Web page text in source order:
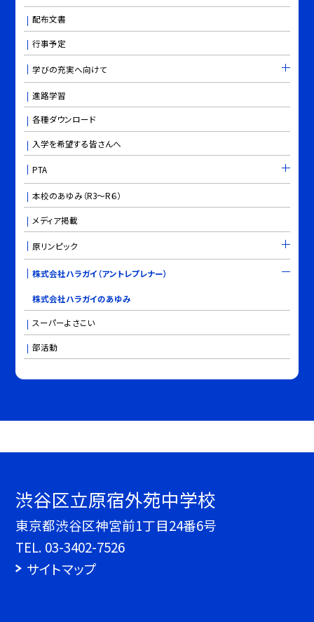
配布文書
行事予定
学びの充実へ向けて
進路学習
各種ダウンロード
入学を希望する皆さんへ
PTA
本校のあゆみ（R3～R６）
メディア掲載
原リンピック
株式会社ハラガイ（アントレプレナー）
株式会社ハラガイのあゆみ
スーパーよさこい
部活動
渋谷区立原宿外苑中学校
東京都渋谷区神宮前1丁目24番6号
TEL. 03-3402-7526
サイトマップ